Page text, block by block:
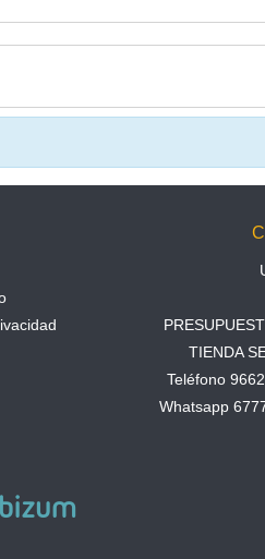
TIENDA
Teléfono
Whatsapp